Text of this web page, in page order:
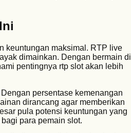
keuntungan maksimal. RTP live
dimainkan. Dengan bermain di
pentingnya rtp slot akan lebih
persentase kemenangan
dirancang agar memberikan
pula potensi keuntungan yang
para pemain slot.